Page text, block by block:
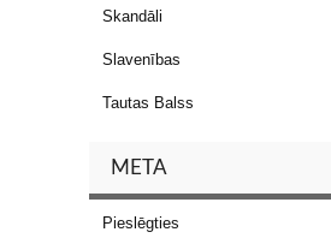
Skandāli
Slavenības
Tautas Balss
META
Pieslēgties